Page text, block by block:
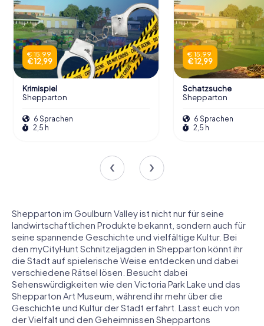
€ 15,99
€ 12,99
Krimispiel
Shepparton
6 Sprachen
2,5 h
€ 15,99
€ 12,99
Schatzsuche
Shepparton
6 Sprachen
2,5 h
Shepparton im Goulburn Valley ist nicht nur für seine
landwirtschaftlichen Produkte bekannt, sondern auch für
seine spannende Geschichte und vielfältige Kultur. Bei
den myCityHunt Schnitzeljagden in Shepparton könnt ihr
die Stadt auf spielerische Weise entdecken und dabei
verschiedene Rätsel lösen. Besucht dabei
Sehenswürdigkeiten wie den Victoria Park Lake und das
Shepparton Art Museum, während ihr mehr über die
Geschichte und Kultur der Stadt erfahrt. Lasst euch von
der Vielfalt und den Geheimnissen Sheppartons